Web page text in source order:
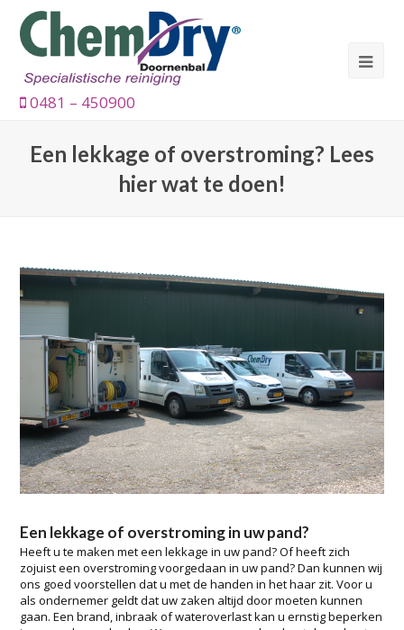
0481 – 450900
Een lekkage of overstroming? Lees
hier wat te doen!
Een lekkage of overstroming in uw pand?
Heeft u te maken met een lekkage in uw pand? Of heeft zich
zojuist een overstroming voorgedaan in uw pand? Dan kunnen wij
ons goed voorstellen dat u met de handen in het haar zit. Voor u
als ondernemer geldt dat uw zaken altijd door moeten kunnen
gaan. Een brand, inbraak of wateroverlast kan u ernstig beperken